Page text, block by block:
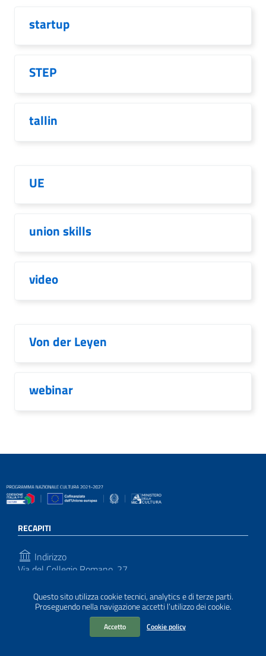
Questo sito utilizza cookie tecnici, analytics e di terze parti.
Proseguendo nella navigazione accetti l’utilizzo dei cookie.
Accetto Cookie policy
startup
STEP
tallin
UE
union skills
video
Von der Leyen
webinar
RECAPITI
Indirizzo
Via del Collegio Romano, 27
Telefono
(+39) 06 672 320 60